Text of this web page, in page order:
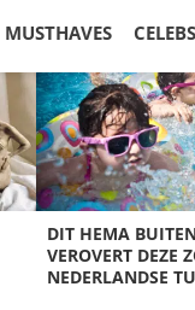
MUSTHAVES CELEBS
DIT HEMA
VEROVERT DEZE
NEDERLANDSE